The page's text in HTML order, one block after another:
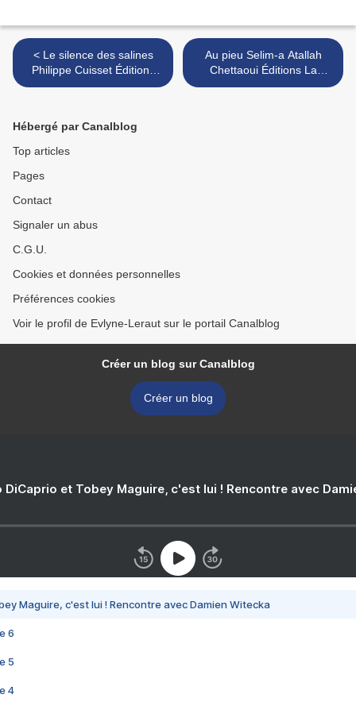
< Le silence des salines
Philippe Cuisset Éditions
Anfortas
Au pieu Selim-a Atallah
Chettaoui Éditions La
Contre Allée >
Hébergé par Canalblog
Top articles
Pages
Contact
Signaler un abus
C.G.U.
Cookies et données personnelles
Préférences cookies
Voir le profil de Evlyne-Leraut sur le portail Canalblog
Créer un blog sur Canalblog
Créer un blog
DiCaprio et Tobey Maguire, c'est lui ! Rencontre avec
Maguire, c'est lui ! Rencontre avec Damien Witecka
6
5
4